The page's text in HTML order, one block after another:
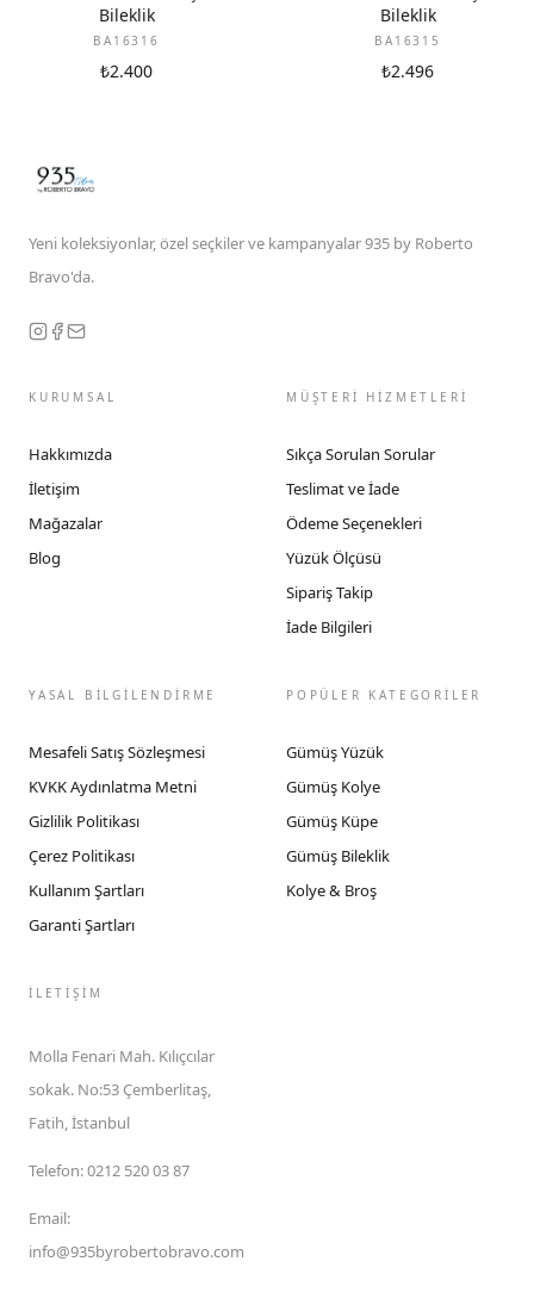
Bileklik
BA16316
₺2.400
Bileklik
BA16315
₺2.496
Yeni koleksiyonlar, özel seçkiler ve kampanyalar 935 by Roberto
Bravo'da.
KURUMSAL
Hakkımızda
İletişim
Mağazalar
Blog
MÜŞTERİ HİZMETLERİ
Sıkça Sorulan Sorular
Teslimat ve İade
Ödeme Seçenekleri
Yüzük Ölçüsü
Sipariş Takip
İade Bilgileri
YASAL BİLGİLENDİRME
Mesafeli Satış Sözleşmesi
KVKK Aydınlatma Metni
Gizlilik Politikası
Çerez Politikası
Kullanım Şartları
Garanti Şartları
POPÜLER KATEGORİLER
Gümüş Yüzük
Gümüş Kolye
Gümüş Küpe
Gümüş Bileklik
Kolye & Broş
İLETIŞIM
Molla Fenari Mah. Kılıçcılar
sokak. No:53 Çemberlitaş,
Fatih, İstanbul
Telefon:0212 520 03 87
Email:
info@935byrobertobravo.com